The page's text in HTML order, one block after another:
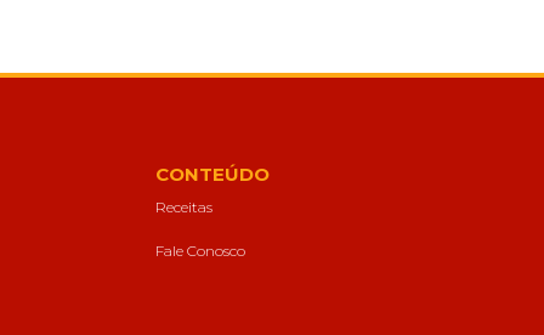
CONTEÚDO
Receitas
Fale Conosco